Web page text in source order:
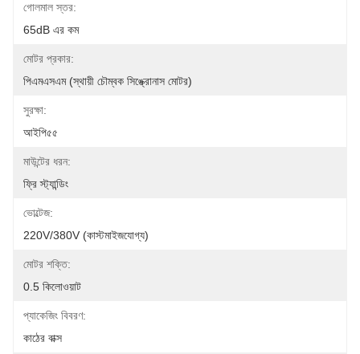
গোলমাল স্তর:
65dB এর কম
মোটর প্রকার:
পিএমএসএম (স্থায়ী চৌম্বক সিঙ্ক্রোনাস মোটর)
সুরক্ষা:
আইপি৫৫
মাউন্টের ধরন:
ফ্রি স্ট্যান্ডিং
ভোল্টেজ:
220V/380V (কাস্টমাইজযোগ্য)
মোটর শক্তি:
0.5 কিলোওয়াট
প্যাকেজিং বিবরণ:
কাঠের বাক্স